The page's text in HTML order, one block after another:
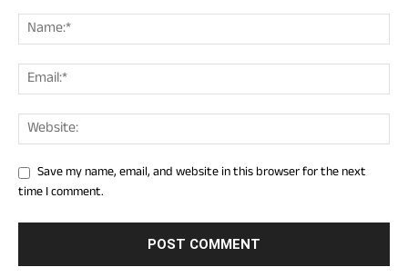
Save my name, email, and website in this browser for the next
time I comment.